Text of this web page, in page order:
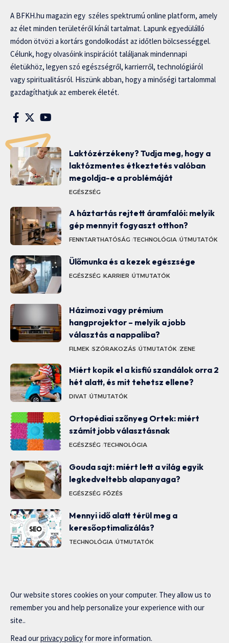
A BFKH.hu magazin egy széles spektrumú online platform, amely
az élet minden területéről kínál tartalmat. Lapunk egyedülálló
módon ötvözi a kortárs gondolkodást az időtlen bölcsességgel.
Célunk, hogy olvasóink inspirációt találjanak mindennapi
életükhöz, legyen szó egészségről, karrierről, technológiáról
vagy spiritualitásról. Hiszünk abban, hogy a minőségi tartalommal
gazdagíthatjuk az emberek életét.
Laktózérzékeny? Tudja meg, hogy a
laktózmentes étkeztetés valóban
megoldja-e a problémáját
EGÉSZSÉG
A háztartás rejtett áramfalói: melyik
gép mennyit fogyaszt otthon?
FENNTARTHATÓSÁG TECHNOLÓGIA ÚTMUTATÓK
Ülőmunka és a kezek egészsége
EGÉSZSÉG KARRIER ÚTMUTATÓK
Házimozi vagy prémium
hangprojektor – melyik a jobb
választás a nappaliba?
FILMEK SZÓRAKOZÁS ÚTMUTATÓK ZENE
Miért kopik el a kisfiú szandálok orra 2
hét alatt, és mit tehetsz ellene?
DIVAT ÚTMUTATÓK
Ortopédiai szőnyeg Ortek: miért
számít jobb választásnak
EGÉSZSÉG TECHNOLÓGIA
Gouda sajt: miért lett a világ egyik
legkedveltebb alapanyaga?
EGÉSZSÉG FŐZÉS
Mennyi idő alatt térül meg a
keresőoptimalizálás?
TECHNOLÓGIA ÚTMUTATÓK
Our website stores cookies on your computer. They allow us to
remember you and help personalize your experience with our
site..
Read ourprivacy policy for more information.